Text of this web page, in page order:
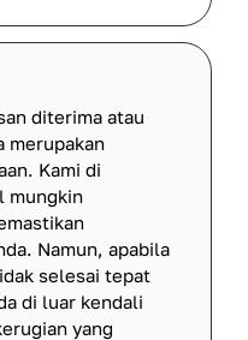
diterima atau
merupakan
Kami di
mungkin
Namun, apabila
selesai tepat
di luar kendali
yang